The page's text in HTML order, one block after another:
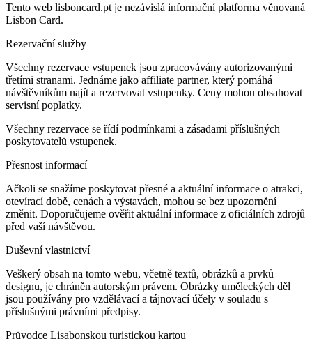
Tento web lisboncard.pt je nezávislá informační platforma věnovaná
Lisbon Card.
Rezervační služby
Všechny rezervace vstupenek jsou zpracovávány autorizovanými
třetími stranami. Jednáme jako affiliate partner, který pomáhá
návštěvníkům najít a rezervovat vstupenky. Ceny mohou obsahovat
servisní poplatky.
Všechny rezervace se řídí podmínkami a zásadami příslušných
poskytovatelů vstupenek.
Přesnost informací
Ačkoli se snažíme poskytovat přesné a aktuální informace o atrakci,
otevírací době, cenách a výstavách, mohou se bez upozornění
změnit. Doporučujeme ověřit aktuální informace z oficiálních zdrojů
před vaší návštěvou.
Duševní vlastnictví
Veškerý obsah na tomto webu, včetně textů, obrázků a prvků
designu, je chráněn autorským právem. Obrázky uměleckých děl
jsou používány pro vzdělávací a tájnovací účely v souladu s
příslušnými právními předpisy.
Průvodce Lisabonskou turistickou kartou